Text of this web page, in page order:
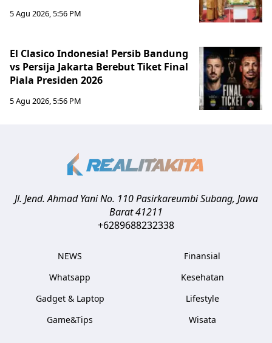
5 Agu 2026, 5:56 PM
El Clasico Indonesia! Persib Bandung
vs Persija Jakarta Berebut Tiket Final
Piala Presiden 2026
5 Agu 2026, 5:56 PM
Jl. Jend. Ahmad Yani No. 110 Pasirkareumbi Subang, Jawa
Barat41211
+6289688232338
NEWS
Whatsapp
Gadget & Laptop
Game&Tips
Finansial
Kesehatan
Lifestyle
Wisata